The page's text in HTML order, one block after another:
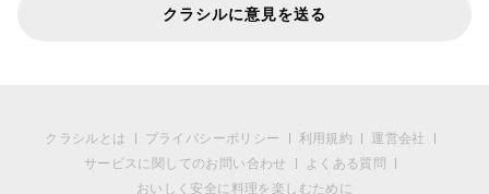
クラシルに意見を送る
クラシルとは プライバシーポリシー 利用規約
運営会社
サービスに関してのお問い合わせ
よくある質問
おいしく安全に料理を楽しむために